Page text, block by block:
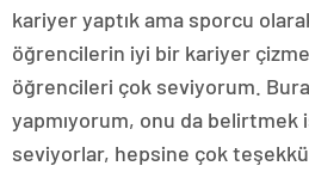
kariyer yaptık ama sporcu
öğrencilerin iyi bir kariyer
öğrencileri çok seviyorum.
yapmıyorum, onu da belirtmek
seviyorlar, hepsine çok